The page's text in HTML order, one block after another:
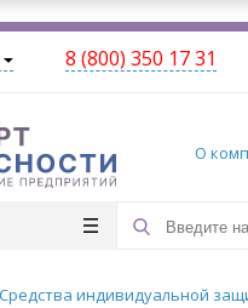
8 (800) 350 17 31
О
Средства индивидуальной